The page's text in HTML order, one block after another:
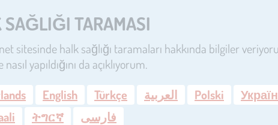
SAĞLIĞI TARAMASI
sitesinde halk sağlığı taramaları hakkında bilgiler
yapıldığını da açıklıyorum.
English Türkçe العربية Polski
ትግርኛ فارسی